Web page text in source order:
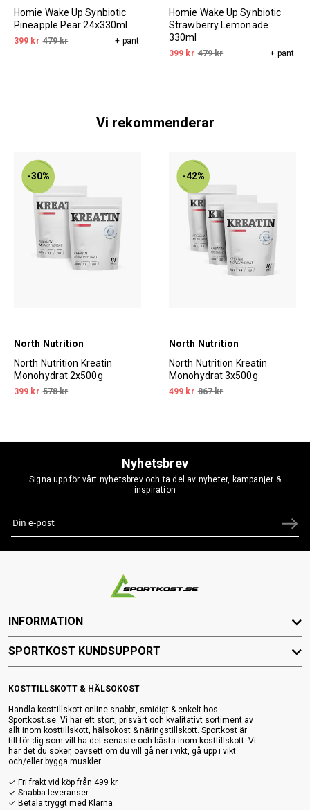
Homie Wake Up Synbiotic
Pineapple Pear 24x330ml
399 kr 479 kr + pant
Homie Wake Up Synbiotic
Strawberry Lemonade
330ml
399 kr 479 kr + pant
Vi rekommenderar
-30%
North Nutrition
North Nutrition Kreatin
Monohydrat 2x500g
399 kr 578 kr
-42%
North Nutrition
North Nutrition Kreatin
Monohydrat 3x500g
499 kr 867 kr
Nyhetsbrev
Signa upp för vårt nyhetsbrev och ta del av nyheter, kampanjer &
inspiration
KOSTTILLSKOTT & HÄLSOKOST
Handla kosttillskott online snabbt, smidigt & enkelt hos
Sportkost.se. Vi har ett stort, prisvärt och kvalitativt sortiment av
allt inom kosttillskott, hälsokost & näringstillskott. Sportkost är
till för dig som vill ha det senaste och bästa inom kosttillskott. Vi
har det du söker, oavsett om du vill gå ner i vikt, gå upp i vikt
och/eller bygga muskler.
✓ Fri frakt vid köp från 499 kr
✓ Snabba leveranser
✓ Betala tryggt med Klarna
INFORMATION
SPORTKOST KUNDSUPPORT